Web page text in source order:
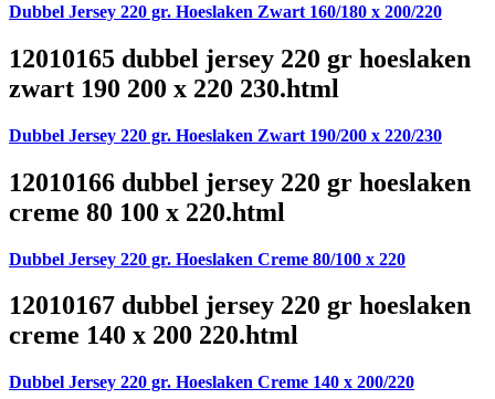
Dubbel Jersey 220 gr. Hoeslaken Zwart 160/180 x 200/220
12010165 dubbel jersey 220 gr hoeslaken
zwart 190 200 x 220 230.html
Dubbel Jersey 220 gr. Hoeslaken Zwart 190/200 x 220/230
12010166 dubbel jersey 220 gr hoeslaken
creme 80 100 x 220.html
Dubbel Jersey 220 gr. Hoeslaken Creme 80/100 x 220
12010167 dubbel jersey 220 gr hoeslaken
creme 140 x 200 220.html
Dubbel Jersey 220 gr. Hoeslaken Creme 140 x 200/220